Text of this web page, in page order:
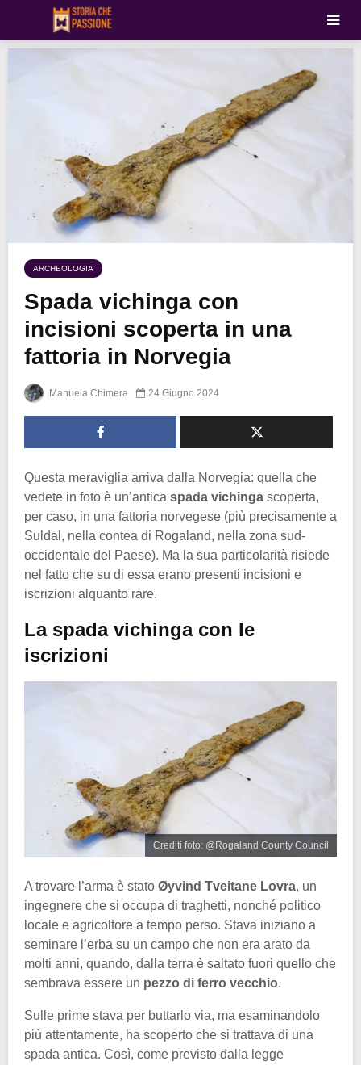
ARCHEOLOGIA
Spada vichinga con
incisioni scoperta in una
fattoria in Norvegia
Manuela Chimera 24 Giugno 2024
Questa meraviglia arriva dalla Norvegia: quella che
vedete in foto è un’antica spada vichinga scoperta,
per caso, in una fattoria norvegese (più precisamente a
Suldal, nella contea di Rogaland, nella zona sud-
occidentale del Paese). Ma la sua particolarità risiede
nel fatto che su di essa erano presenti incisioni e
iscrizioni alquanto rare.
La spada vichinga con le
iscrizioni
Crediti foto: @Rogaland County Council
A trovare l’arma è stato Øyvind Tveitane Lovra, un
ingegnere che si occupa di traghetti, nonché politico
locale e agricoltore a tempo perso. Stava iniziano a
seminare l’erba su un campo che non era arato da
molti anni, quando, dalla terra è saltato fuori quello che
sembrava essere un pezzo di ferro vecchio.
Sulle prime stava per buttarlo via, ma esaminandolo
più attentamente, ha scoperto che si trattava di una
spada antica. Così, come previsto dalla legge